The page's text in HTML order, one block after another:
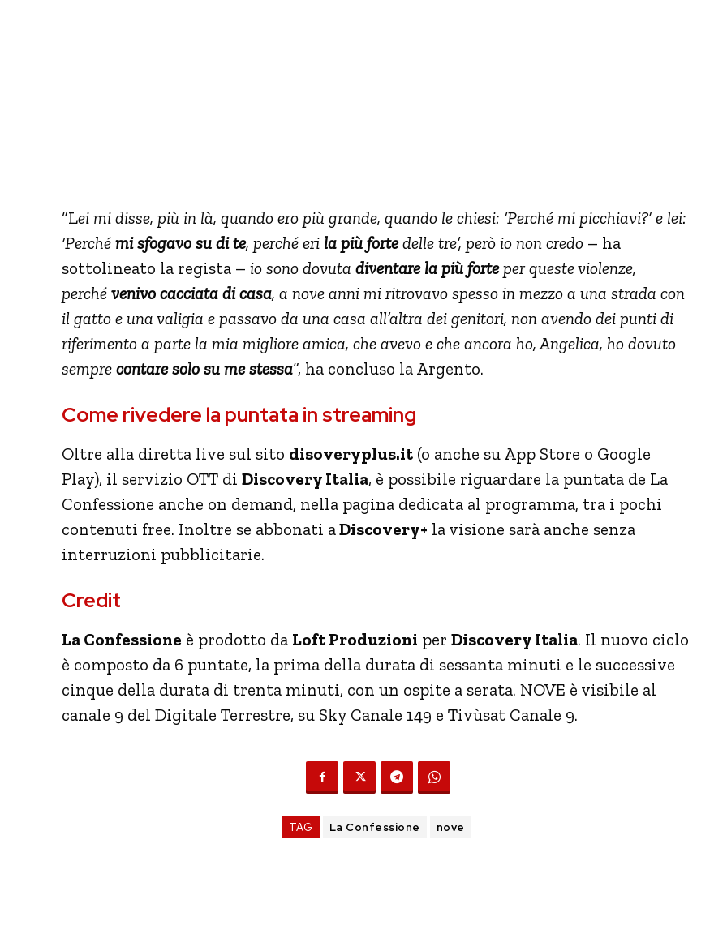
“Lei mi disse, più in là, quando ero più grande, quando le chiesi: ‘Perché mi picchiavi?’ e lei:
‘Perché mi sfogavo su di te, perché eri la più fortedelle tre’, però io non credo – ha
sottolineato la regista – io sono dovuta diventare la più forteper queste violenze,
perché venivo cacciata di casa, a nove anni mi ritrovavo spesso in mezzo a una strada con
il gatto e una valigia e passavo da una casa all’altra dei genitori, non avendo dei punti di
riferimento a parte la mia migliore amica, che avevo e che ancora ho, Angelica, ho dovuto
sempre contare solo su me stessa“, ha concluso la Argento.
Come rivedere la puntata in streaming
Oltre alla diretta live sul sito disoveryplus.it (o anche su App Store o Google
Play), il servizio OTT di Discovery Italia, è possibile riguardare la puntata de La
Confessione anche on demand, nella pagina dedicata al programma, tra i pochi
contenuti free. Inoltre se abbonati aDiscovery+ la visione sarà anche senza
interruzioni pubblicitarie.
Credit
La Confessione è prodotto da Loft Produzioni per Discovery Italia. Il nuovo ciclo
è composto da 6 puntate, la prima della durata di sessanta minuti e le successive
cinque della durata di trenta minuti, con un ospite a serata. NOVE è visibile al
canale 9 del Digitale Terrestre, su Sky Canale 149 e Tivùsat Canale 9.
TAG La Confessione nove